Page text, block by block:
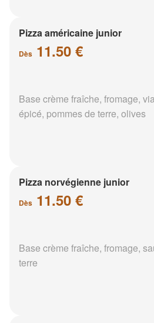
Pizza américaine junior
Dès 11.50 €
Base crème fraîche, fromage,
épicé, pommes de terre, olives
Pizza norvégienne junior
Dès 11.50 €
Base crème fraîche, fromage,
terre